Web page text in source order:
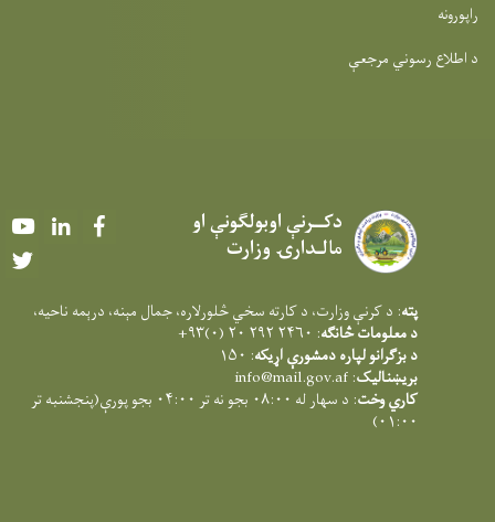
راپورونه
د اطلاع رسوني مرجعې
دکــرنې اوبولګونې او
مالـدارۍ وزارت
YoutubeLinkedIn
پته: د کرنې وزارت، د کارته سخي څلورلاره، جمال مېنه، درېمه ناحيه،
د معلومات څانګه: ۲۴۶۰ ۲۹۲ ۲۰ (۰)۹۳+
د بزګرانو لپاره دمشورې اړیکه: ۱۵۰
بریښنالیک:
info@mail.gov.af
کاري وخت
: د سهار له ۰۸:۰۰ بجو نه تر ۰۴:۰۰ بجو پورې(پنجشنبه تر
۰۱:۰۰)